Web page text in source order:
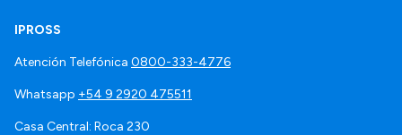
IPROSS
Atención Telefónica 0800-333-4776
Whatsapp +54 9 2920 475511
Casa Central: Roca 230